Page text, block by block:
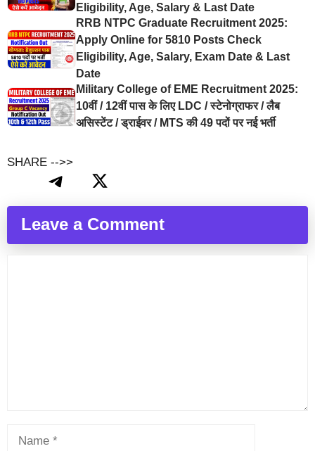
Eligibility, Age, Salary & Last Date
RRB NTPC Graduate Recruitment 2025:
Apply Online for 5810 Posts Check
Eligibility, Age, Salary, Exam Date & Last
Date
Military College of EME Recruitment 2025:
10वीं / 12वीं पास के लिए LDC / स्टेनोग्राफर / लैब
असिस्टेंट / ड्राईवर / MTS की 49 पदों पर नई भर्ती
SHARE -->>
Leave a Comment